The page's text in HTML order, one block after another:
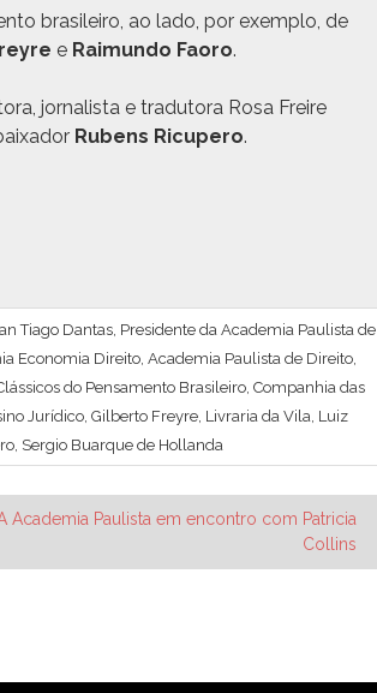
brasileiro, ao lado, por exem­p­lo, de
e Raimun­do Faoro.
jor­nal­ista e tradu­to­ra Rosa Freire
Rubens Ricu­pero.
Tiago Dantas, Presidente da Academia Paulista de
Economia Direito Academia Paulista de Direito
do Pensamento Brasileiro Companhia das
Jurídico Gilberto Freyre Livraria da Vila Luiz
Sergio Buarque de Hollanda
Academia Paulista em encontro com Patricia
Collins